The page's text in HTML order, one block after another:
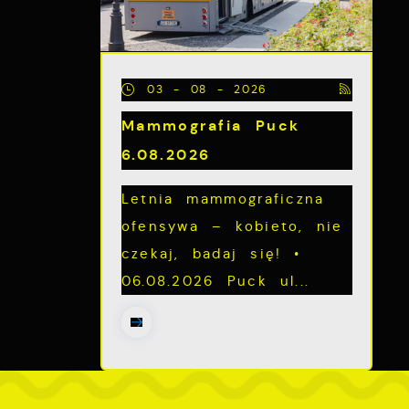
03 - 08 - 2026
Mammografia Puck
6.08.2026
Letnia mammograficzna
ofensywa – kobieto, nie
czekaj, badaj się! •
06.08.2026 Puck ul...